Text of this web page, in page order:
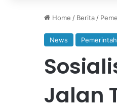
Home / Berita /
News
Jalan